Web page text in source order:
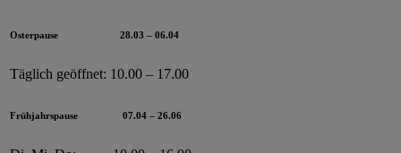
Osterpause 28.03 – 06.04
Täglich geöffnet: 10.00 – 17.00
Frühjahrspause 07.04 – 26.06